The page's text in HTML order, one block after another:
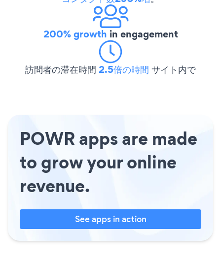
200% growth in engagement
訪問者の滞在時間 2.5倍の時間 サイト内で
POWR apps are made
to grow your online
revenue.
See apps in action